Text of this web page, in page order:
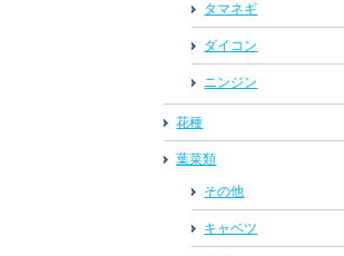
タマネギ
ダイコン
ニンジン
花種
葉菜類
その他
キャベツ